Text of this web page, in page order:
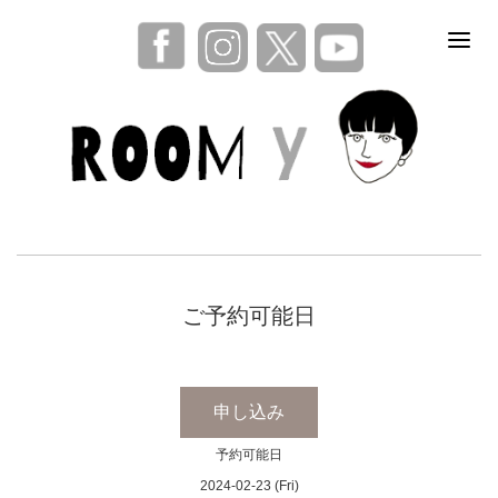
ご予約可能日
申し込み
予約可能日
2024-02-23 (Fri)